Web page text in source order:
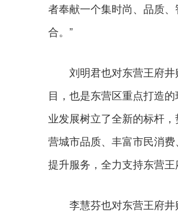
者奉献一个集时尚、品质
合。”
刘明君也对东营王府井
目，也是东营区重点打造
业发展树立了全新的标杆
营城市品质、丰富市民消
提升服务，全力支持东营
李慧芬也对东营王府井